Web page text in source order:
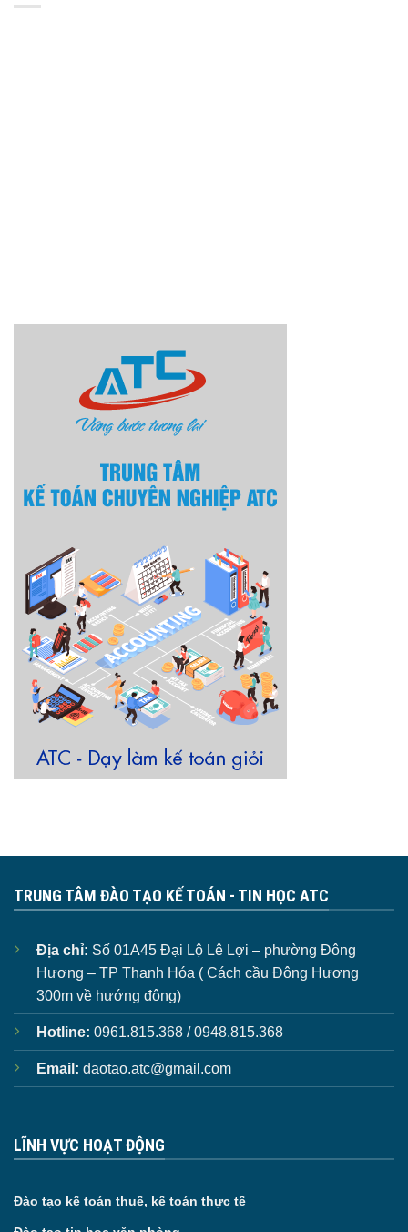
TRUNG TÂM ĐÀO TẠO KẾ TOÁN - TIN HỌC ATC
Địa chỉ: Số 01A45 Đại Lộ Lê Lợi – phường Đông
Hương – TP Thanh Hóa ( Cách cầu Đông Hương
300m về hướng đông)
Hotline: 0961.815.368 / 0948.815.368
Email: daotao.atc@gmail.com
LĨNH VỰC HOẠT ĐỘNG
Đào tạo kế toán thuế, kế toán thực tế